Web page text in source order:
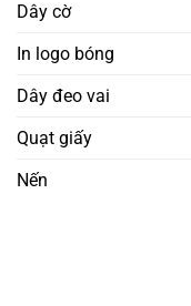
Dây cờ
In logo bóng
Dây đeo vai
Quạt giấy
Nến